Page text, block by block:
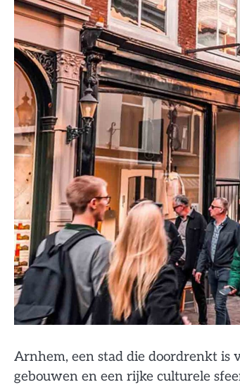
Arnhem, een stad die doordrenkt is
gebouwen en een rijke culturele